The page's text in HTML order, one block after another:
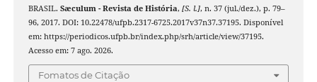
BRASIL. Sæculum - Revista de História, [S. l.], n. 37 (jul./dez.), p. 79–
96, 2017. DOI: 10.22478/ufpb.2317-6725.2017v37n37.37195. Disponível
em: https://periodicos.ufpb.br/index.php/srh/article/view/37195.
Acesso em: 7 ago. 2026.
Fomatos de Citação